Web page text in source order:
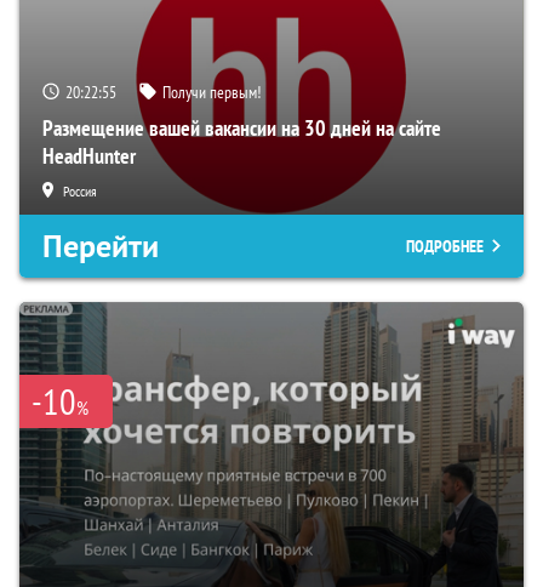
20:22:54 Получи первым!
Размещение вашей вакансии на 30 дней на сайте
HeadHunter
Россия
Перейти ПОДРОБНЕЕ
-10%